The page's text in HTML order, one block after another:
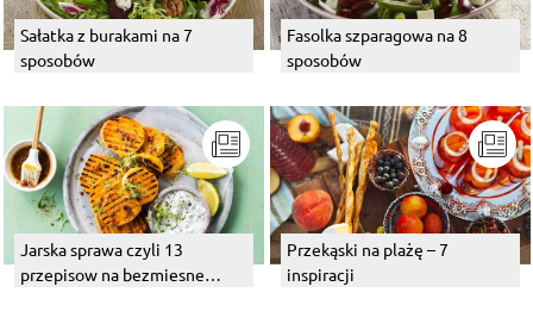
Sałatka z burakami na 7
sposobów
Fasolka szparagowa na 8
sposobów
Jarska sprawa czyli 13
przepisow na bezmiesne
Przekąski na plażę – 7
inspiracji